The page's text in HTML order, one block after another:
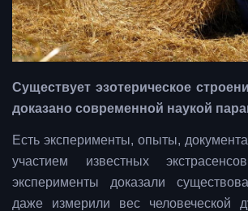
Существует эзотерическое
доказано современной наукой
Есть эксперименты, опыты,
участием известных
эксперименты доказали
даже измерили вес человеческой